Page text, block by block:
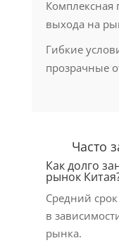
Комплексная
выхода на
Гибкие
прозрачные
Часто
Как долго
рынок
Средний срок
в
рынка.